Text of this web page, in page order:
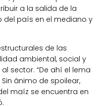
a la salida de la
del país en el mediano y
de las
ambiental, social y
sector. “De ahí el lema
ánimo de spoilear,
maíz se encuentra en